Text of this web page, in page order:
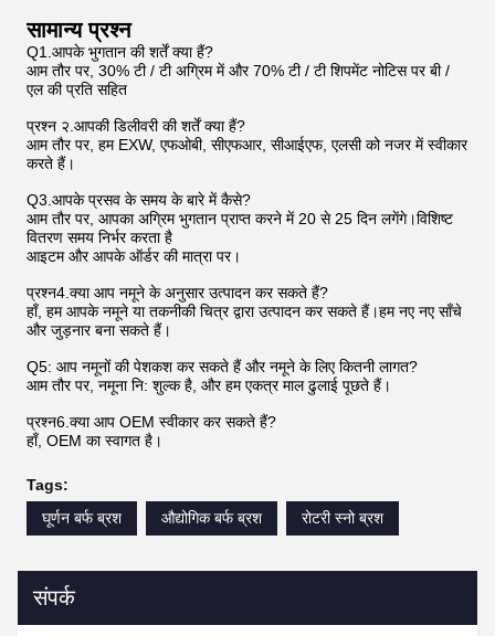
सामान्य प्रश्न
Q1.आपके भुगतान की शर्तें क्या हैं?
आम तौर पर, 30% टी / टी अग्रिम में और 70% टी / टी शिपमेंट नोटिस पर बी /
एल की प्रति सहित
प्रश्न २.आपकी डिलीवरी की शर्तें क्या हैं?
आम तौर पर, हम EXW, एफओबी, सीएफआर, सीआईएफ, एलसी को नजर में स्वीकार
करते हैं।
Q3.आपके प्रसव के समय के बारे में कैसे?
आम तौर पर, आपका अग्रिम भुगतान प्राप्त करने में 20 से 25 दिन लगेंगे।विशिष्ट
वितरण समय निर्भर करता है
आइटम और आपके ऑर्डर की मात्रा पर।
प्रश्न4.क्या आप नमूने के अनुसार उत्पादन कर सकते हैं?
हाँ, हम आपके नमूने या तकनीकी चित्र द्वारा उत्पादन कर सकते हैं।हम नए नए साँचे
और जुड़नार बना सकते हैं।
Q5: आप नमूनों की पेशकश कर सकते हैं और नमूने के लिए कितनी लागत?
आम तौर पर, नमूना नि: शुल्क है, और हम एकत्र माल ढुलाई पूछते हैं।
प्रश्न6.क्या आप OEM स्वीकार कर सकते हैं?
हाँ, OEM का स्वागत है।
Tags:
घूर्णन बर्फ ब्रश
औद्योगिक बर्फ ब्रश रोटरी स्नो ब्रश
संपर्क